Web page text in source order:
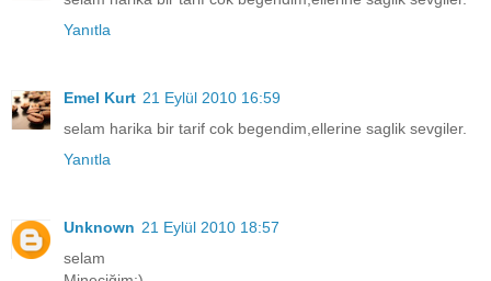
Yanıtla
Emel Kurt 21 Eylül 2010 16:59
selam harika bir tarif cok begendim,ellerine saglik sevgiler.
Yanıtla
Unknown 21 Eylül 2010 18:57
selam